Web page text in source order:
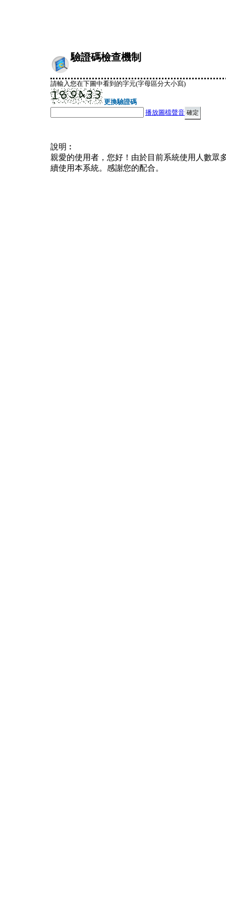
驗證碼檢查機制
請輸入您在下圖中看到的字元(字母區分大小寫)
更換驗證碼
播放圖檔聲音
說明︰
親愛的使用者，您好！由於目前系統使用人數眾
續使用本系統。感謝您的配合。